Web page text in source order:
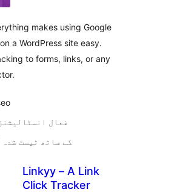
makes using Google
a WordPress site easy.
to forms, links, or any
60+ فعال انسٹالیشنز
3.5.2 کے ساتھ ٹیسٹ شدہ
Linkyy – A Link
Click Tracker